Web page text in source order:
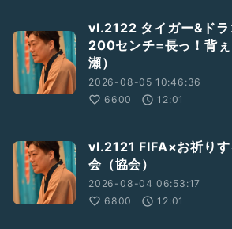
vl.2122 タイガー&ド
200センチ=長っ！背
瀬）
2026-08-05 10:46:36
6600
12:01
vl.2121 FIFA×お祈り
会（協会）
2026-08-04 06:53:17
6800
12:01